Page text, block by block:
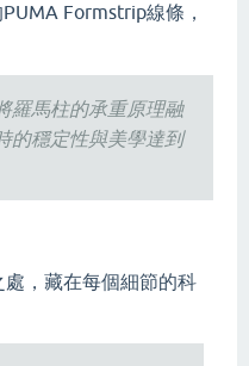
PUMA Formstrip線條，
羅馬柱的承重原理融
的穩定性與美學達到
處，藏在每個細節的科